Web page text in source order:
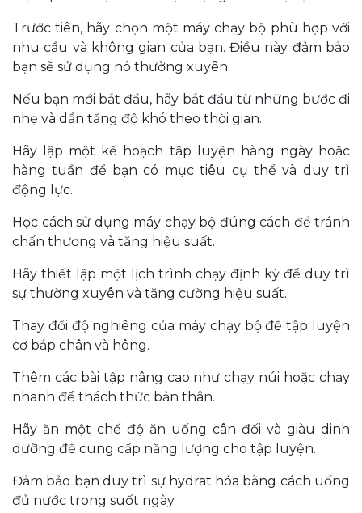
Trước tiên, hãy chọn một máy chạy bộ phù hợp với
nhu cầu và không gian của bạn. Điều này đảm bảo
bạn sẽ sử dụng nó thường xuyên.
Nếu bạn mới bắt đầu, hãy bắt đầu từ những bước đi
nhẹ và dần tăng độ khó theo thời gian.
Hãy lập một kế hoạch tập luyện hàng ngày hoặc
hàng tuần để bạn có mục tiêu cụ thể và duy trì
động lực.
Học cách sử dụng máy chạy bộ đúng cách để tránh
chấn thương và tăng hiệu suất.
Hãy thiết lập một lịch trình chạy định kỳ để duy trì
sự thường xuyên và tăng cường hiệu suất.
Thay đổi độ nghiêng của máy chạy bộ để tập luyện
cơ bắp chân và hông.
Thêm các bài tập nâng cao như chạy núi hoặc chạy
nhanh để thách thức bản thân.
Hãy ăn một chế độ ăn uống cân đối và giàu dinh
dưỡng để cung cấp năng lượng cho tập luyện.
Đảm bảo bạn duy trì sự hydrat hóa bằng cách uống
đủ nước trong suốt ngày.